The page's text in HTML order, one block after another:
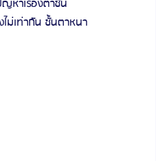
ม่เท่ากัน ชั้นตาหนา